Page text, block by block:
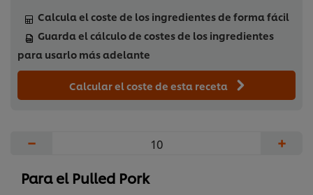
Calcula el coste de los ingredientes de forma fácil
Guarda el cálculo de costes de los ingredientes
para usarlo más adelante
Calcular el coste de esta receta
− +
Para el Pulled Pork